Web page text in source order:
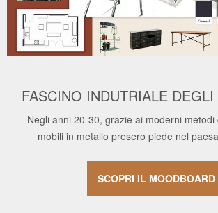
FASCINO INDUTRIALE
Negli anni 20-30, grazie ai moderni
mobili in metallo presero piede nel
SCOPRI IL MOODBOARD